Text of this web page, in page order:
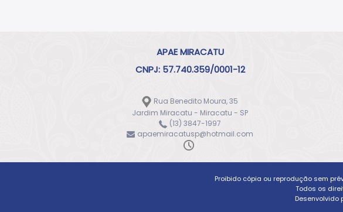
APAE MIRACATU
CNPJ: 57.740.359/0001-12
Rua Benedito Moura, 35
Jardim Miracatu - Miracatu - SP
(13) 3847-1997
apaemiracatusp@hotmail.com
Proibido cópia ou reprodução sem
Todos os
Desenvolvido